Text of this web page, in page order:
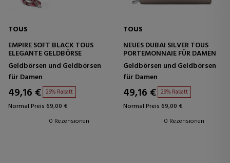
TOUS
EMPIRE SOFT BLACK TOUS
ELEGANTE GELDBÖRSE
Geldbörsen und Geldbörsen
für Damen
49,16 € 29% Rabatt
Normal Preis 69,00 €
0 Rezensionen
TOUS
NEUES DUBAI SILVER TOUS
PORTEMONNAIE FÜR DAMEN
Geldbörsen und Geldbörsen
für Damen
49,16 € 29% Rabatt
Normal Preis 69,00 €
0 Rezensionen